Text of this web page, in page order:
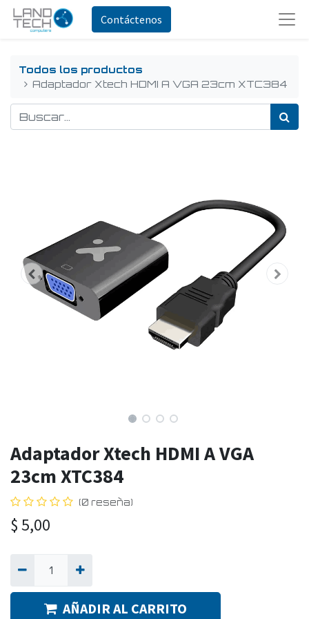
Contáctenos
Todos los productos
Adaptador Xtech HDMI A VGA 23cm XTC384
Adaptador Xtech HDMI A VGA
23cm XTC384
(0 reseña)
$ 5,00
AÑADIR AL CARRITO